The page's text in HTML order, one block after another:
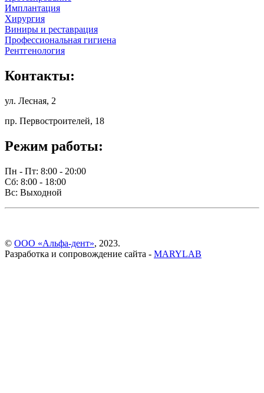
Имплантация
Хирургия
Виниры и реставрация
Профессиональная гигиена
Рентгенология
Контакты:
ул. Лесная, 2
пр. Первостроителей, 18
Режим работы:
Пн - Пт: 8:00 - 20:00
Сб: 8:00 - 18:00
Вс: Выходной
© ООО «Альфа-дент», 2023.
Разработка и сопровождение сайта - MARYLAB